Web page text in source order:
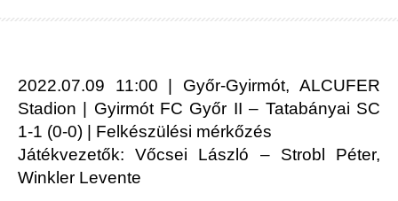
2022.07.09 11:00 | Győr-Gyirmót, ALCUFER
Stadion | Gyirmót FC Győr II – Tatabányai SC
1-1 (0-0) | Felkészülési mérkőzés
Játékvezetők: Vőcsei László – Strobl Péter,
Winkler Levente